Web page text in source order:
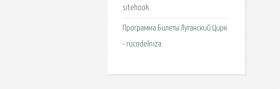
sitehook.
Программа Билеты Луганский Цирк
- rucodelniza.